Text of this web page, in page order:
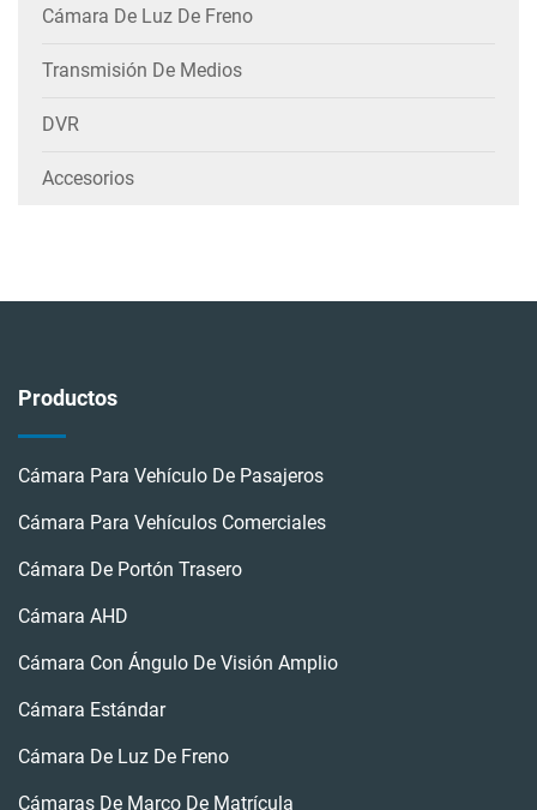
Cámara De Luz De Freno
Transmisión De Medios
DVR
Accesorios
Productos
Cámara Para Vehículo De Pasajeros
Cámara Para Vehículos Comerciales
Cámara De Portón Trasero
Cámara AHD
Cámara Con Ángulo De Visión Amplio
Cámara Estándar
Cámara De Luz De Freno
Cámaras De Marco De Matrícula